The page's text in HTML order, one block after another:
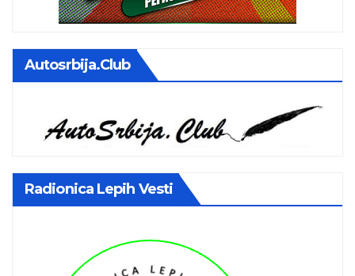
Autosrbija.club
Radionica Lepih Vesti